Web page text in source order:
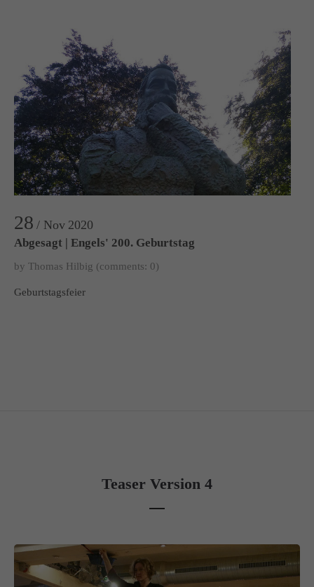
28 / Nov 2020
Abgesagt | Engels' 200. Geburtstag
by Thomas Hilbig (comments: 0)
Geburtstagsfeier
Teaser Version 4